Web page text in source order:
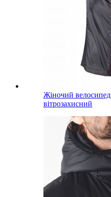
Жіночий
вітрозахисний